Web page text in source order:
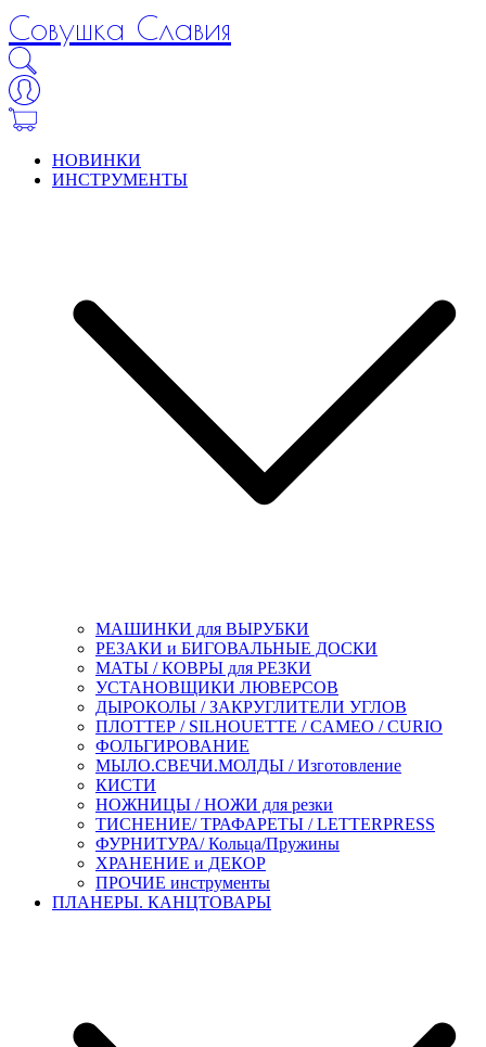
Совушка Славия
НОВИНКИ
ИНСТРУМЕНТЫ
МАШИНКИ для ВЫРУБКИ
РЕЗАКИ и БИГОВАЛЬНЫЕ ДОСКИ
МАТЫ / КОВРЫ для РЕЗКИ
УСТАНОВЩИКИ ЛЮВЕРСОВ
ДЫРОКОЛЫ / ЗАКРУГЛИТЕЛИ УГЛОВ
ПЛОТТЕР / SILHOUETTE / CAMEO / CURIO
ФОЛЬГИРОВАНИЕ
МЫЛО.СВЕЧИ.МОЛДЫ / Изготовление
КИСТИ
НОЖНИЦЫ / НОЖИ для резки
ТИСНЕНИЕ/ ТРАФАРЕТЫ / LETTERPRESS
ФУРНИТУРА/ Кольца/Пружины
ХРАНЕНИЕ и ДЕКОР
ПРОЧИЕ инструменты
ПЛАНЕРЫ. КАНЦТОВАРЫ